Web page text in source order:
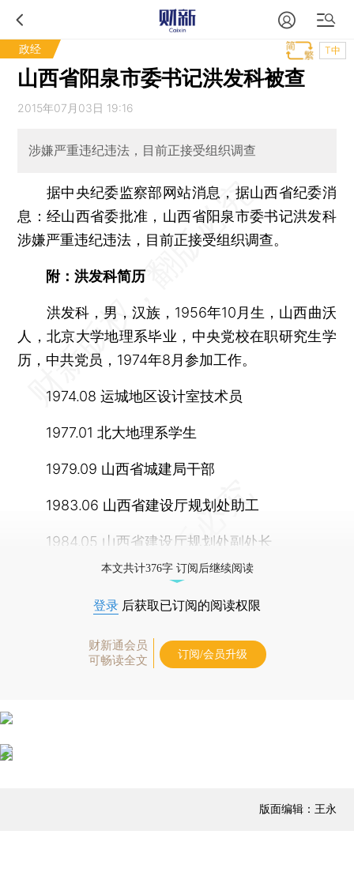
政经 T中
山西省阳泉市委书记洪发科被查
2015年07月03日 19:16
涉嫌严重违纪违法，目前正接受组织调查
据中央纪委监察部网站消息，据山西省纪委消
息：经山西省委批准，山西省阳泉市委书记洪发科
涉嫌严重违纪违法，目前正接受组织调查。
附：洪发科简历
洪发科，男，汉族，1956年10月生，山西曲沃
人，北京大学地理系毕业，中央党校在职研究生学
历，中共党员，1974年8月参加工作。
1974.08 运城地区设计室技术员
1977.01 北大地理系学生
1979.09 山西省城建局干部
1983.06 山西省建设厅规划处助工
1984.05 山西省建设厅规划处副处长
本文共计376字 订阅后继续阅读
登录 后获取已订阅的阅读权限
财新通会员
可畅读全文
订阅/会员升级
版面编辑：王永